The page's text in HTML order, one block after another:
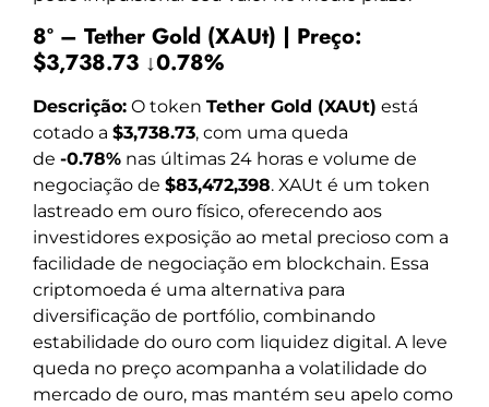
8º – Tether Gold (XAUt) | Preço:
$3,738.73 ↓0.78%
Descrição: O token Tether Gold (XAUt) está
cotado a $3,738.73, com uma queda
de -0.78% nas últimas 24 horas e volume de
negociação de $83,472,398. XAUt é um token
lastreado em ouro físico, oferecendo aos
investidores exposição ao metal precioso com a
facilidade de negociação em blockchain. Essa
criptomoeda é uma alternativa para
diversificação de portfólio, combinando
estabilidade do ouro com liquidez digital. A leve
queda no preço acompanha a volatilidade do
mercado de ouro, mas mantém seu apelo como